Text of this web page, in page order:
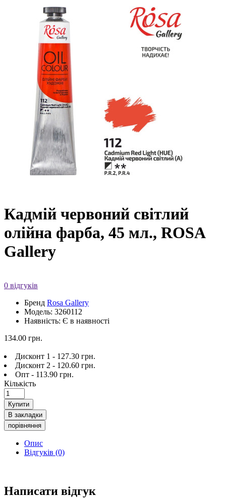
Кадмій червоний світлий
олійна фарба, 45 мл., ROSA
Gallery
0 відгуків
Бренд Rosa Gallery
Модель: 3260112
Наявність: Є в наявності
134.00 грн.
Дисконт 1 - 127.30 грн.
Дисконт 2 - 120.60 грн.
Опт - 113.90 грн.
Кількість
Купити
В закладки
порівняння
Опис
Відгуків (0)
Написати відгук